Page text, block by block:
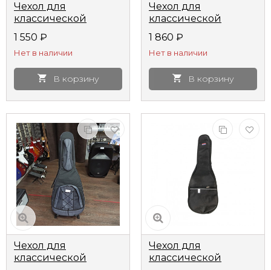
Чехол для
классической
22 мягкий олива
1 550 ₽
Нет в наличии
В корзину
Чехол для
классической
утепленный
1 860 ₽
Нет в наличии
В корзину
Чехол для
классической
Чехол для
классической